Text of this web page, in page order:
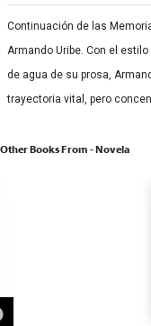
Continuación de las
Armando Uribe. Con el
de agua de su prosa,
trayectoria vital, pero
Other Books From - Novela